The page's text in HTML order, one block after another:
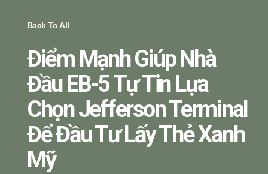
Back To All
Điểm Mạnh Giúp Nhà
Đầu EB-5 Tự Tin Lựa
Chọn Jefferson Terminal
Để Đầu Tư Lấy Thẻ Xanh
Mỹ